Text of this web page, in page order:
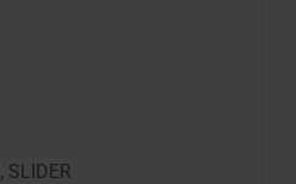
, SLIDER